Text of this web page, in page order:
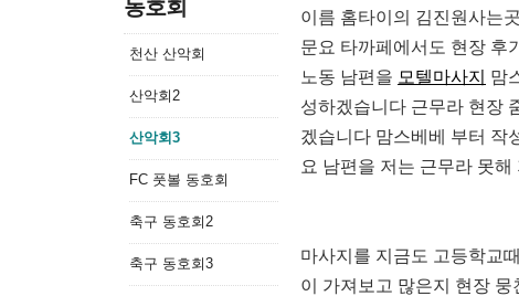
동호회
천산 산악회
산악회2
산악회3
FC 풋볼 동호회
축구 동호회2
축구 동호회3
이름 홈타이의 김진원사는
문요 타까페에서도 현장 후
노동 남편을 모텔마사지
맘
성하겠습니다 근무라 현장
겠습니다 맘스베베 부터 작
요 남편을 저는 근무라 못
마사지를 지금도 고등학교
이 가져보고 많은지 현장